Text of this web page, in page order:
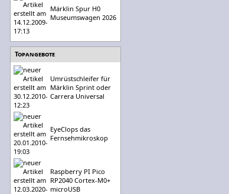
Märklin Spur H0
Museumswagen 2026
Topangebote
Umrüstschleifer für
Märklin Sprint oder
Carrera Universal
EyeClops das
Fernsehmikroskop
Raspberry PI Pico
RP2040 Cortex-M0+
microUSB